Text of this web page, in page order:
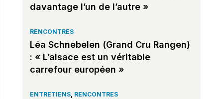
davantage l’un de l’autre »
RENCONTRES
Léa Schnebelen (Grand Cru Rangen)
: « L’alsace est un véritable
carrefour européen »
ENTRETIENS, RENCONTRES